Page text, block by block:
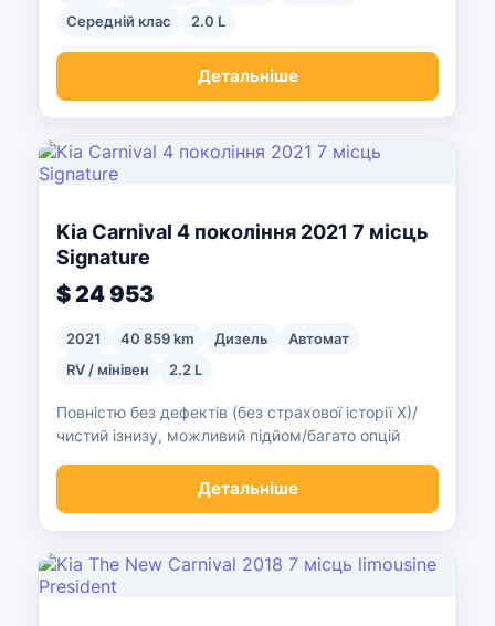
Середній клас
2.0 L
Детальніше
Kia Carnival 4 покоління 2021 7 місць
Signature
$ 24 953
2021 40 859 km Дизель
Автомат
RV / мінівен
2.2 L
Повністю без дефектів (без страхової історії X)/
чистий ізнизу, можливий підйом/багато опцій
Детальніше